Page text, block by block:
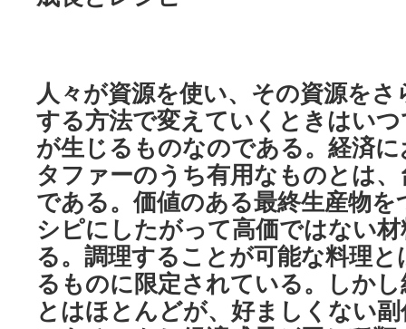
人々が資源を使い、その資源を
する方法で変えていくときはい
が生じるものなのである。経済
タファーのうち有用なものとは
である。価値のある最終生産物
シピにしたがって高価ではない
る。調理することが可能な料理
るものに限定されている。しか
とはほとんどが、好ましくない